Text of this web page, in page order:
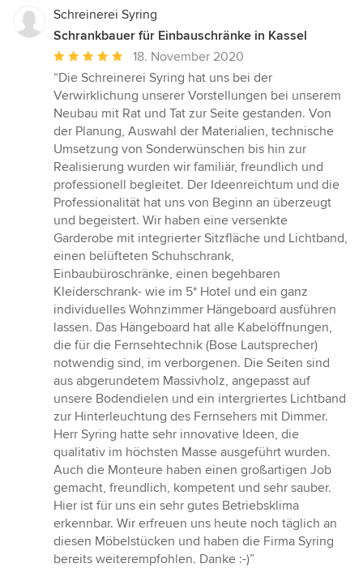
Schreinerei Syring
Schrankbauer für Einbauschränke in Kassel
Durchschnittliche
Bewertung:
5
von
5
Sternen
18. November 2020
“Die Schreinerei Syring hat uns bei der
Verwirklichung unserer Vorstellungen bei unserem
Neubau mit Rat und Tat zur Seite gestanden. Von
der Planung, Auswahl der Materialien, technische
Umsetzung von Sonderwünschen bis hin zur
Realisierung wurden wir familiär, freundlich und
professionell begleitet. Der Ideenreichtum und die
Professionalität hat uns von Beginn an überzeugt
und begeistert. Wir haben eine versenkte
Garderobe mit integrierter Sitzfläche und Lichtband,
einen belüfteten Schuhschrank,
Einbaubüroschränke, einen begehbaren
Kleiderschrank- wie im 5* Hotel und ein ganz
individuelles Wohnzimmer Hängeboard ausführen
lassen. Das Hängeboard hat alle Kabelöffnungen,
die für die Fernsehtechnik (Bose Lautsprecher)
notwendig sind, im verborgenen. Die Seiten sind
aus abgerundetem Massivholz, angepasst auf
unsere Bodendielen und ein intergriertes Lichtband
zur Hinterleuchtung des Fernsehers mit Dimmer.
Herr Syring hatte sehr innovative Ideen, die
qualitativ im höchsten Masse ausgeführt wurden.
Auch die Monteure haben einen großartigen Job
gemacht, freundlich, kompetent und sehr sauber.
Hier ist für uns ein sehr gutes Betriebsklima
erkennbar. Wir erfreuen uns heute noch täglich an
diesen Möbelstücken und haben die Firma Syring
bereits weiterempfohlen. Danke :-)”